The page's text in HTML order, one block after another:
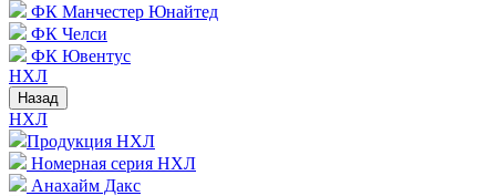
ФК Манчестер Юнайтед
ФК Челси
ФК Ювентус
НХЛ
Назад
НХЛ
Продукция НХЛ
Номерная серия НХЛ
Анахайм Дакс